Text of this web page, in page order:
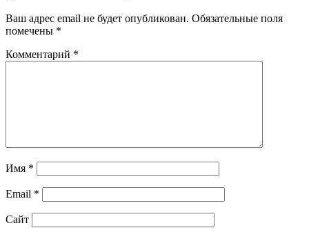
Ваш адрес email не будет опубликован. Обязательные поля
помечены *
Комментарий *
Имя *
Email *
Сайт